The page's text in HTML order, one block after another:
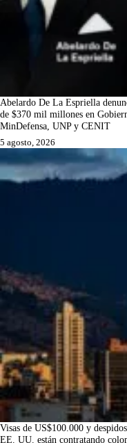
Abelardo De La Espriella
de $370 mil millones en
MinDefensa, UNP y CENIT
5 agosto, 2026
Visas de US$100.000 y
EE. UU. están contratando